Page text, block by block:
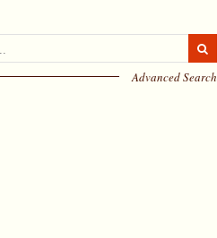
Advanced Search